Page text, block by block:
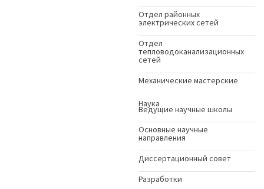
Отдел районных
электрических сетей
Отдел
тепловодоканализационных
сетей
Механические мастерские
Наука
Ведущие научные школы
Основные научные
направления
Диссертационный совет
Разработки